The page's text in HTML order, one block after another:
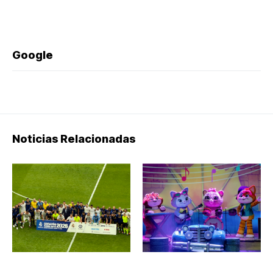
Google
Noticias Relacionadas